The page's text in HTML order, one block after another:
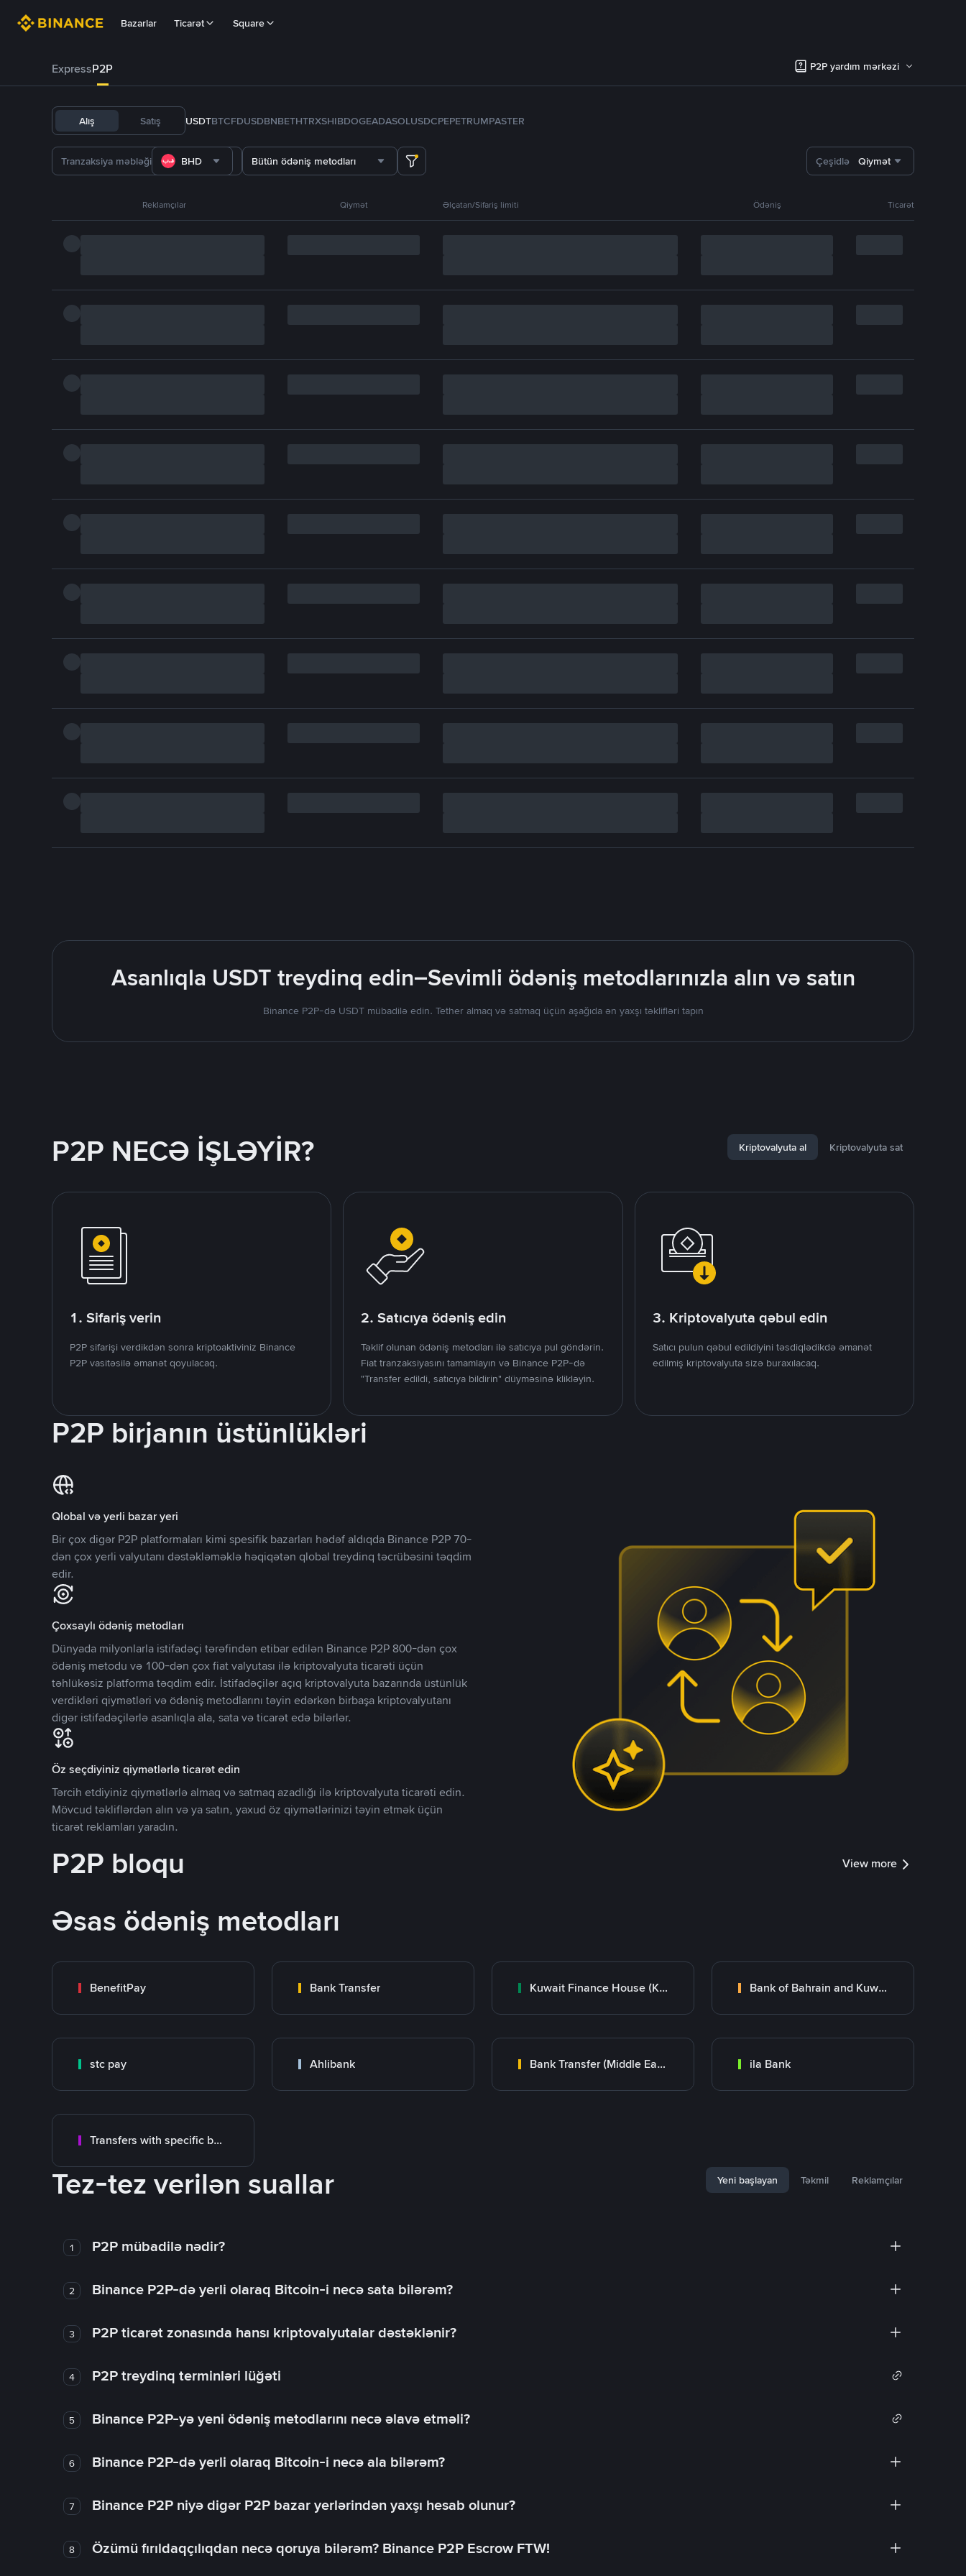
Bazarlar Ticarət Square
ExpressP2P P2P yardım mərkəzi
Alış Satış USDTBTCFDUSDBNBETHTRXSHIBDOGEADASOLUSDCPEPETRUMPASTER
BHD Bütün ödəniş metodları Çeşidlə Qiymət
Reklamçılar Qiymət Əlçatan/Sifariş limiti Ödəniş Ticarət
Asanlıqla USDT treydinq edin–Sevimli ödəniş metodlarınızla alın və satın
Binance P2P-də USDT mübadilə edin. Tether almaq və satmaq üçün aşağıda ən yaxşı təklifləri tapın
P2P NECƏ İŞLƏYİR? Kriptovalyuta al Kriptovalyuta sat
1. Sifariş verin
P2P sifarişi verdikdən sonra kriptoaktiviniz Binance
P2P vasitəsilə əmanət qoyulacaq.
2. Satıcıya ödəniş edin
Təklif olunan ödəniş metodları ilə satıcıya pul göndərin.
Fiat tranzaksiyasını tamamlayın və Binance P2P-də
"Transfer edildi, satıcıya bildirin" düyməsinə klikləyin.
3. Kriptovalyuta qəbul edin
Satıcı pulun qəbul edildiyini təsdiqlədikdə əmanət
edilmiş kriptovalyuta sizə buraxılacaq.
P2P birjanın üstünlükləri
Qlobal və yerli bazar yeri
Bir çox digər P2P platformaları kimi spesifik bazarları hədəf aldıqda Binance P2P 70-
dən çox yerli valyutanı dəstəkləməklə həqiqətən qlobal treydinq təcrübəsini təqdim
edir.
Çoxsaylı ödəniş metodları
Dünyada milyonlarla istifadəçi tərəfindən etibar edilən Binance P2P 800-dən çox
ödəniş metodu və 100-dən çox fiat valyutası ilə kriptovalyuta ticarəti üçün
təhlükəsiz platforma təqdim edir. İstifadəçilər açıq kriptovalyuta bazarında üstünlük
verdikləri qiymətləri və ödəniş metodlarını təyin edərkən birbaşa kriptovalyutanı
digər istifadəçilərlə asanlıqla ala, sata və ticarət edə bilərlər.
Öz seçdiyiniz qiymətlərlə ticarət edin
Tərcih etdiyiniz qiymətlərlə almaq və satmaq azadlığı ilə kriptovalyuta ticarəti edin.
Mövcud təkliflərdən alın və ya satın, yaxud öz qiymətlərinizi təyin etmək üçün
ticarət reklamları yaradın.
P2P bloqu View more
Əsas ödəniş metodları
BenefitPay Bank Transfer Kuwait Finance House (KFH) Bank of Bahrain and Kuwait B.S.C.
stc pay Ahlibank Bank Transfer (Middle East) ila Bank
Transfers with specific bank
Tez-tez verilən suallar Yeni başlayan Təkmil Reklamçılar
1 P2P mübadilə nədir?
2 Binance P2P-də yerli olaraq Bitcoin-i necə sata bilərəm?
3 P2P ticarət zonasında hansı kriptovalyutalar dəstəklənir?
4 P2P treydinq terminləri lüğəti
5 Binance P2P-yə yeni ödəniş metodlarını necə əlavə etməli?
6 Binance P2P-də yerli olaraq Bitcoin-i necə ala bilərəm?
7 Binance P2P niyə digər P2P bazar yerlərindən yaxşı hesab olunur?
8 Özümü fırıldaqçılıqdan necə qoruya bilərəm? Binance P2P Escrow FTW!